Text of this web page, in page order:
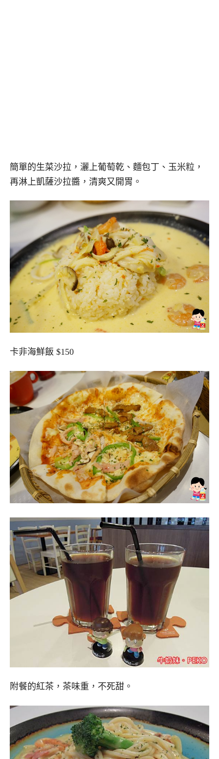
簡單的生菜沙拉，灑上葡萄乾、麵包丁、玉米粒，
再淋上凱薩沙拉醬，清爽又開胃。
卡非海鮮飯 $150
附餐的紅茶，茶味重，不死甜。